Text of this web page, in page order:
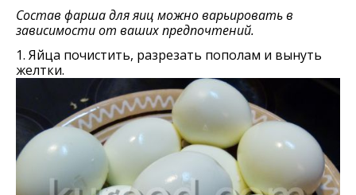
Состав фарша для яиц можно варьировать в
зависимости от ваших предпочтений.
1. Яйца почистить, разрезать пополам и вынуть
желтки.